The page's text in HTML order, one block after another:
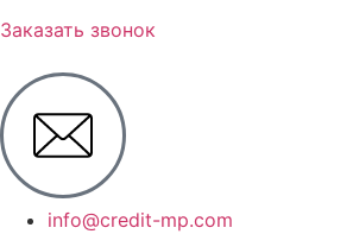
Заказать звонок
info@credit-mp.com